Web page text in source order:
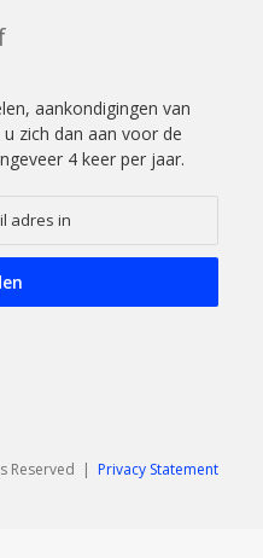
aankondigingen van
zich dan aan voor de
4 keer per jaar.
Reserved | Privacy Statement